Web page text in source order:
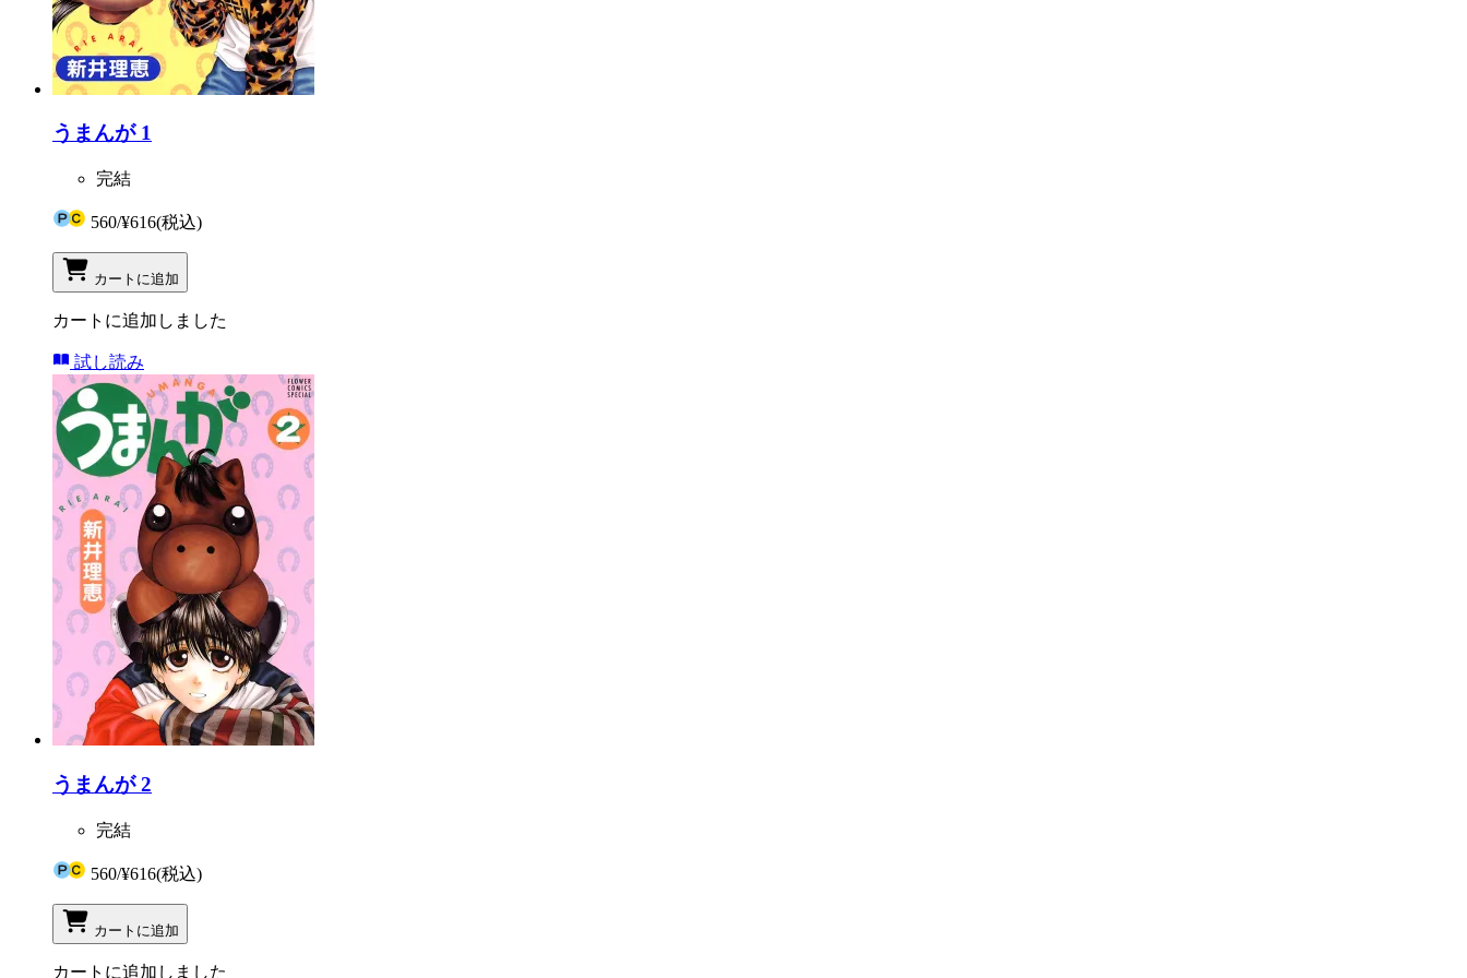
うまんが 1
完結
560/¥616(税込)
カートに追加
カートに追加しました
試し読み
うまんが 2
完結
560/¥616(税込)
カートに追加
カートに追加しました